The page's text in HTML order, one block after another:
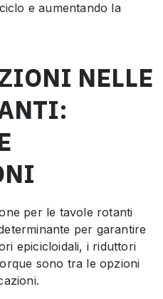
e aumentando la
NELLE
per le tavole rotanti
per garantire
epicicloidali, i riduttori
sono tra le opzioni